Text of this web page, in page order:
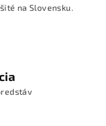
na Slovensku.